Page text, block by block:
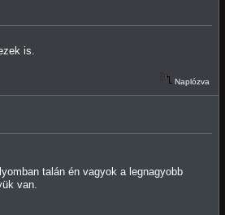
is.
Naplózva
talán én vagyok a legnagyobb
van.